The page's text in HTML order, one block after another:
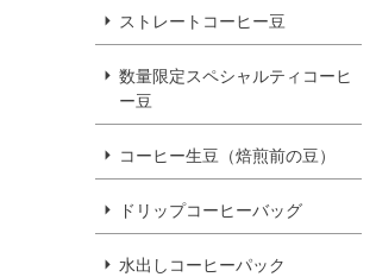
ストレートコーヒー豆
数量限定スペシャルティコーヒ
ー豆
コーヒー生豆（焙煎前の豆）
ドリップコーヒーバッグ
水出しコーヒーパック